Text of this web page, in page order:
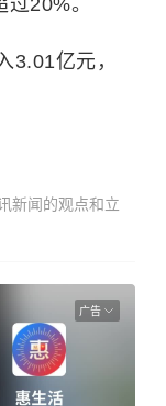
20%。
3.01亿元，
新闻的观点和立
广告